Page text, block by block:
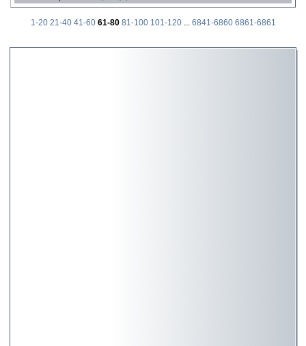
1-20 21-40 41-60 61-80 81-100 101-120 ... 6841-6860 6861-6861